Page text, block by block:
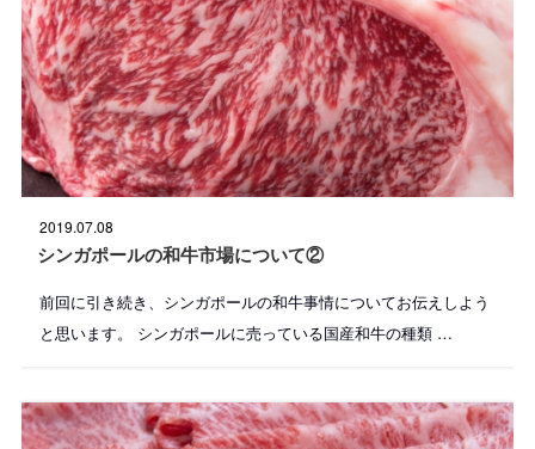
投
稿
日
:
2019.07.08
シンガポールの和牛市場について②
前回に引き続き、シンガポールの和牛事情についてお伝えしよう
と思います。 シンガポールに売っている国産和牛の種類 …